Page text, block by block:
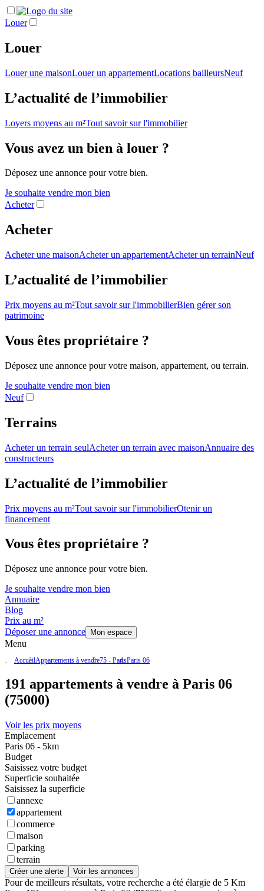
Louer
Louer
Louer une maisonLouer un appartementLocations bailleursNeuf
L’actualité de l’immobilier
Loyers moyens au m²Tout savoir sur l'immobilier
Vous avez un bien à louer ?
Déposez une annonce pour votre bien.
Je souhaite vendre mon bien
Acheter
Acheter
Acheter une maisonAcheter un appartementAcheter un terrainNeuf
L’actualité de l’immobilier
Prix moyens au m²Tout savoir sur l'immobilierBien gérer son
patrimoine
Vous êtes propriétaire ?
Déposez une annonce pour votre maison, appartement, ou terrain.
Je souhaite vendre mon bien
Neuf
Terrains
Acheter un terrain seulAcheter un terrain avec maisonAnnuaire des
constructeurs
L’actualité de l’immobilier
Prix moyens au m²Tout savoir sur l'immobilierOtenir un
financement
Vous êtes propriétaire ?
Déposez une annonce pour votre bien.
Je souhaite vendre mon bien
Annuaire
Blog
Prix au m²
Déposer une annonce
Mon espace
Menu
AccueilAppartements à vendre75 - ParisParis 06
191 appartements à vendre à Paris 06
(75000)
Voir les prix moyens
Emplacement
Paris 06 - 5km
Budget
Saisissez votre budget
Superficie souhaitée
Saisissez la superficie
annexe
appartement
commerce
maison
parking
terrain
Créer une alerte Voir les annonces
Pour de meilleurs résultats, votre recherche a été élargie de 5 Km